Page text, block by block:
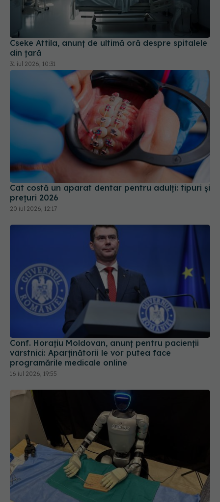
Cseke Attila, anunț de ultimă oră despre spitalele
din țară
31 iul 2026, 10:31
Cât costă un aparat dentar pentru adulți: tipuri și
prețuri 2026
20 iul 2026, 12:17
Conf. Horațiu Moldovan, anunț pentru pacienții
vârstnici: Aparținătorii le vor putea face
programările medicale online
16 iul 2026, 19:55